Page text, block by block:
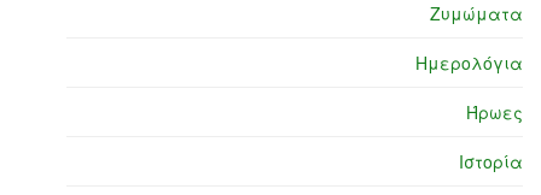
Ζυμώματα
Ημερολόγια
Ήρωες
Ιστορία